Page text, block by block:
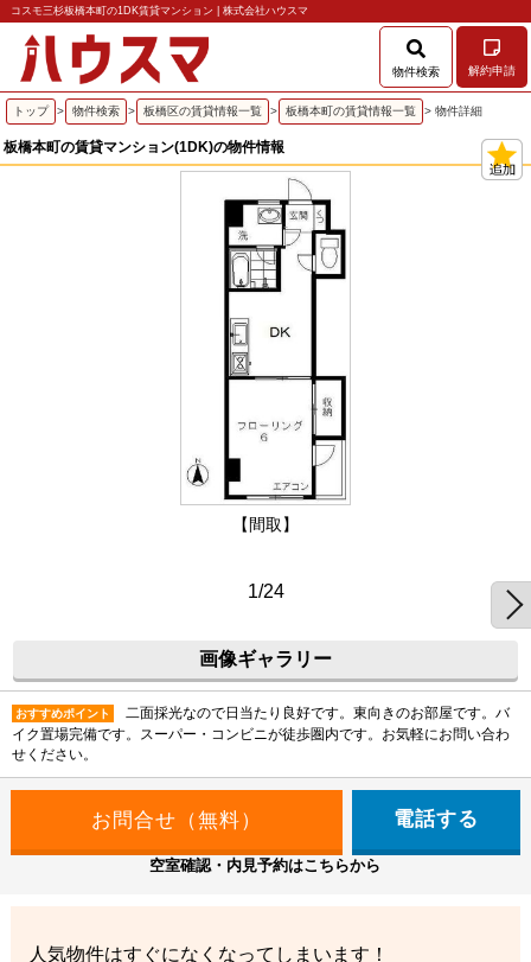
コスモ三杉板橋本町の1DK賃貸マンション | 株式会社ハウスマ
物件検索 解約申請
トップ > 物件検索 > 板橋区の賃貸情報一覧 > 板橋本町の賃貸情報一覧 > 物件詳細
板橋本町の賃貸マンション(1DK)の物件情報
【間取】
1/24
画像ギャラリー
おすすめポイント
二面採光なので日当たり良好です。東向きのお部屋です。バ
イク置場完備です。スーパー・コンビニが徒歩圏内です。お気軽にお問い合わ
せください。
電話する
空室確認・内見予約はこちらから
人気物件はすぐになくなってしまいます！